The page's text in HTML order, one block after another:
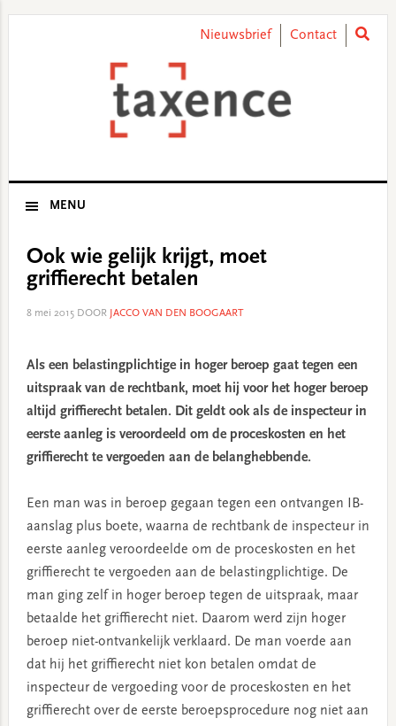
Nieuwsbrief Contact
MENU
Ook wie gelijk krijgt, moet
griffierecht betalen
8 mei 2015DOOR JACCO VAN DEN BOOGAART
Als een belastingplichtige in hoger beroep gaat tegen een
uitspraak van de rechtbank, moet hij voor het hoger beroep
altijd griffierecht betalen. Dit geldt ook als de inspecteur in
eerste aanleg is veroordeeld om de proceskosten en het
griffierecht te vergoeden aan de belanghebbende.
Een man was in beroep gegaan tegen een ontvangen IB-
aanslag plus boete, waarna de rechtbank de inspecteur in
eerste aanleg veroordeelde om de proceskosten en het
griffierecht te vergoeden aan de belastingplichtige. De
man ging zelf in hoger beroep tegen de uitspraak, maar
betaalde het griffierecht niet. Daarom werd zijn hoger
beroep niet-ontvankelijk verklaard. De man voerde aan
dat hij het griffierecht niet kon betalen omdat de
inspecteur de vergoeding voor de proceskosten en het
griffierecht over de eerste beroepsprocedure nog niet aan